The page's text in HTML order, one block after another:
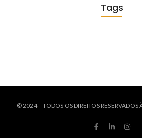
Tags
© 2024 – TODOS OS DIREITOS